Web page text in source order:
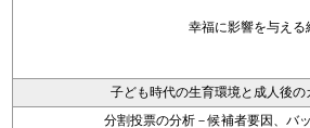
幸福に影響を与える
子ども時代の生育環境と成人後
分割投票の分析－候補者要因、バ